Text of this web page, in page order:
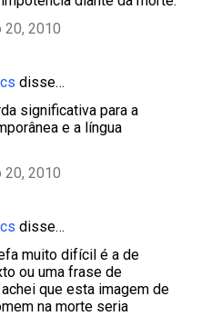
20, 2010
disse…
significativa para a
e a língua
20, 2010
disse…
muito difícil é a de
ou uma frase de
que esta imagem de
na morte seria